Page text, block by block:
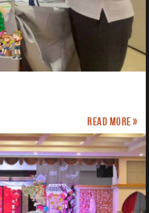
Read more »